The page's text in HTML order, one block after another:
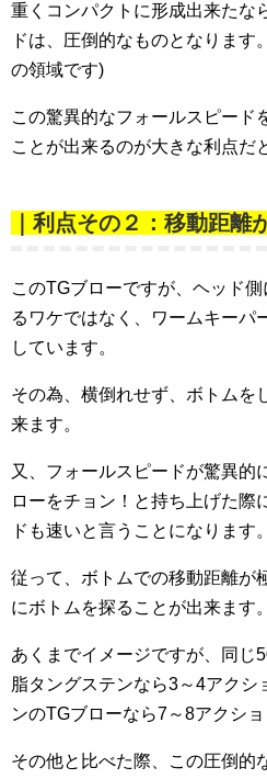
重くコンパクトに形成出来たな
ドは、圧倒的なものとなります
の領域です)
この驚異的なフォールスピード
ことが出来るのが大きな利点だ
｜利点その２：移動距離
このTGブローですが、ヘッド
るワケではなく、ワームキーパ
しています。
その為、横倒れせず、ボトムを
来ます。
又、フォールスピードが驚異的
ローをチョン！と持ち上げた際
ドも速いと言うことになります。
従って、ボトムでの移動距離が
にボトムを探ることが出来ます。
あくまでイメージですが、同じ
脂タングステンなら3～4アクシ
ンのTGブローなら7～8アクシ
その他と比べた際、この圧倒的